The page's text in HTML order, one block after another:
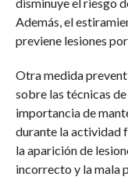
Además, el
previene lesiones
Otra medida
sobre las técnicas
importancia de
durante la actividad
la aparición de
incorrecto y la mala